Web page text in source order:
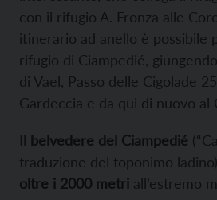
con il rifugio A. Fronza alle
itinerario ad anello è possibile
rifugio di Ciampedié,
di Vael, Passo delle Cigolade
Gardeccia e da qui di nuovo al
Il belvedere del Ciampedié
traduzione del toponimo
oltre i 2000 metri all’estremo